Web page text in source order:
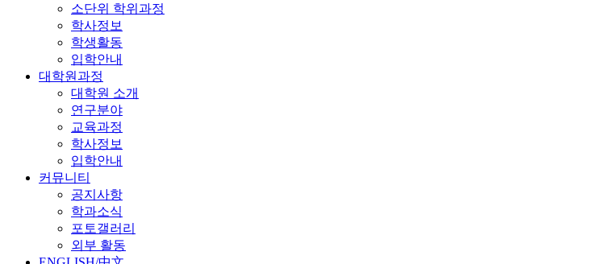
소단위 학위과정
학사정보
학생활동
입학안내
대학원과정
대학원 소개
연구분야
교육과정
학사정보
입학안내
커뮤니티
공지사항
학과소식
포토갤러리
외부 활동